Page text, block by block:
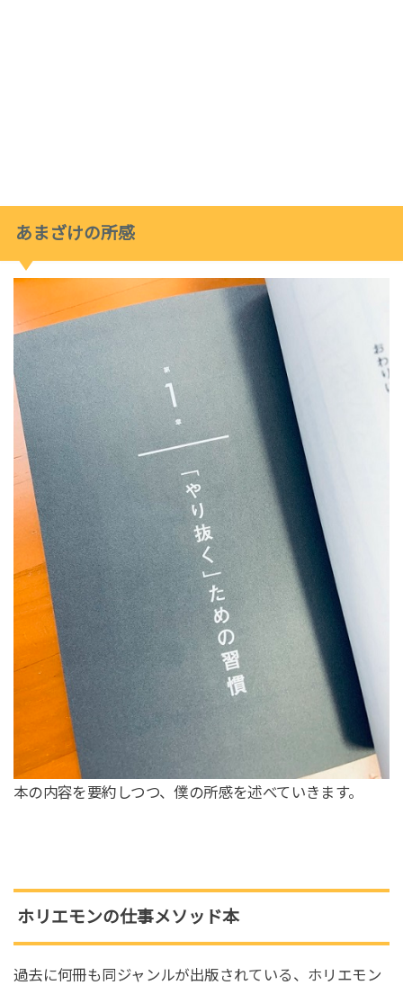
あまざけの所感
本の内容を要約しつつ、僕の所感を述べていきます。
ホリエモンの仕事メソッド本
過去に何冊も同ジャンルが出版されている、ホリエモン